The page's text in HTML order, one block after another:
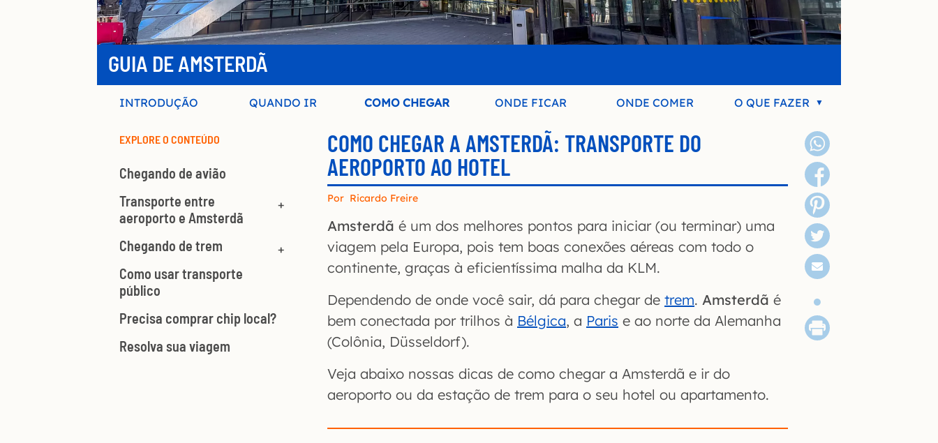
GUIA DE AMSTERDÃ
INTRODUÇÃO QUANDO IR COMO CHEGAR ONDE FICAR ONDE COMER O QUE FAZER
EXPLORE O CONTEÚDO
Chegando de avião
Transporte entre
aeroporto e Amsterdã
Chegando de trem
Como usar transporte
público
Precisa comprar chip local?
Resolva sua viagem
COMO CHEGAR A AMSTERDÃ: TRANSPORTE DO
AEROPORTO AO HOTEL
Por Ricardo Freire
Amsterdã é um dos melhores pontos para iniciar (ou terminar) uma
viagem pela Europa, pois tem boas conexões aéreas com todo o
continente, graças à eficientíssima malha da KLM.
Dependendo de onde você sair, dá para chegar de trem. Amsterdã é
bem conectada por trilhos à Bélgica, a Paris e ao norte da Alemanha
(Colônia, Düsseldorf).
Veja abaixo nossas dicas de como chegar a Amsterdã e ir do
aeroporto ou da estação de trem para o seu hotel ou apartamento.